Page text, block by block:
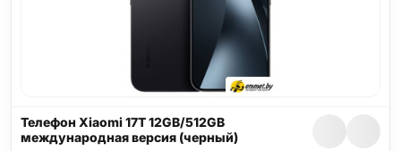
Телефон Xiaomi 17T 12GB/512GB
международная версия (черный)